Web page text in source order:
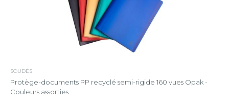
SOUDÉS
Protège-documents PP recyclé semi-rigide 160 vues Opak -
Couleurs assorties